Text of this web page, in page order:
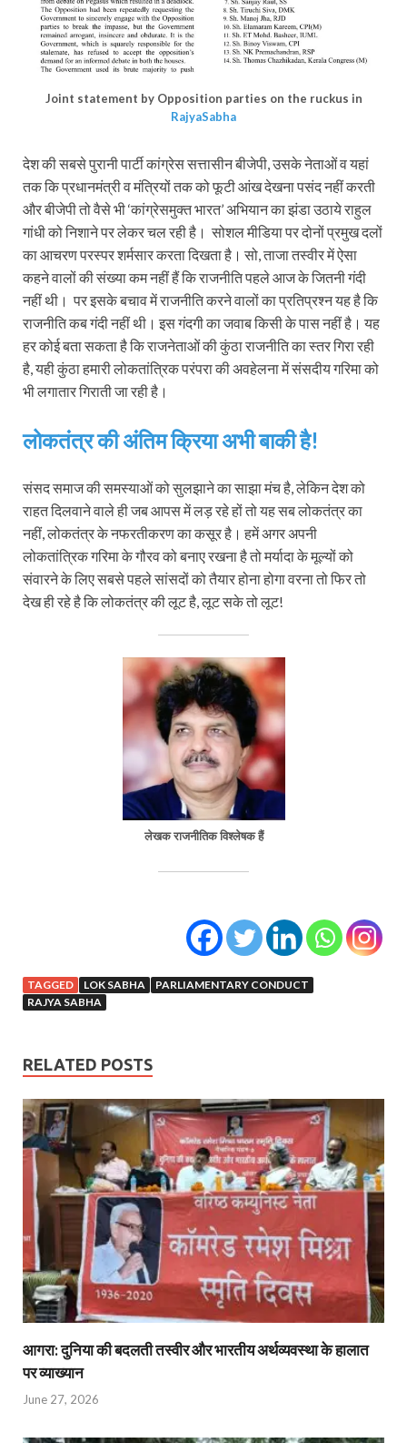
Joint statement by Opposition parties on the ruckus in
RajyaSabha
देश की सबसे पुरानी पार्टी कांग्रेस सत्तासीन बीजेपी, उसके नेताओं व यहां
तक कि प्रधानमंत्री व मंत्रियों तक को फूटी आंख देखना पसंद नहीं करती
और बीजेपी तो वैसे भी ‘कांग्रेसमुक्त भारत’ अभियान का झंडा उठाये राहुल
गांधी को निशाने पर लेकर चल रही है। सोशल मीडिया पर दोनों प्रमुख दलों
का आचरण परस्पर शर्मसार करता दिखता है। सो, ताजा तस्वीर में ऐसा
कहने वालों की संख्या कम नहीं हैं कि राजनीति पहले आज के जितनी गंदी
नहीं थी। पर इसके बचाव में राजनीति करने वालों का प्रतिप्रश्न यह है कि
राजनीति कब गंदी नहीं थी। इस गंदगी का जवाब किसी के पास नहीं है। यह
हर कोई बता सकता है कि राजनेताओं की कुंठा राजनीति का स्तर गिरा रही
है, यही कुंठा हमारी लोकतांत्रिक परंपरा की अवहेलना में संसदीय गरिमा को
भी लगातार गिराती जा रही है।
लोकतंत्र की अंतिम क्रिया अभी बाकी है!
संसद समाज की समस्याओं को सुलझाने का साझा मंच है, लेकिन देश को
राहत दिलवाने वाले ही जब आपस में लड़ रहे हों तो यह सब लोकतंत्र का
नहीं, लोकतंत्र के नफरतीकरण का कसूर है। हमें अगर अपनी
लोकतांत्रिक गरिमा के गौरव को बनाए रखना है तो मर्यादा के मूल्यों को
संवारने के लिए सबसे पहले सांसदों को तैयार होना होगा वरना तो फिर तो
देख ही रहे है कि लोकतंत्र की लूट है, लूट सके तो लूट!
लेखक राजनीतिक विश्लेषक हैं
TAGGED LOK SABHA
PARLIAMENTARY CONDUCT
RAJYA SABHA
RELATED POSTS
आगरा: दुनिया की बदलती तस्वीर और भारतीय अर्थव्यवस्था के हालात
पर व्याख्यान
June 27, 2026